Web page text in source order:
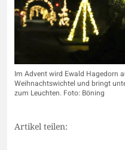
Im Advent wird Ewald Hagedorn
Weihnachtswichtel und bringt
zum Leuchten. Foto: Böning
Artikel teilen: